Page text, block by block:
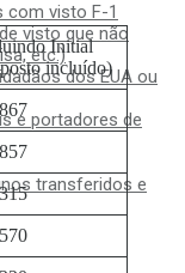
com visto F-1
visto que não
etc.)
dos EUA ou
e portadores de
transferidos e
Initial
incluído)